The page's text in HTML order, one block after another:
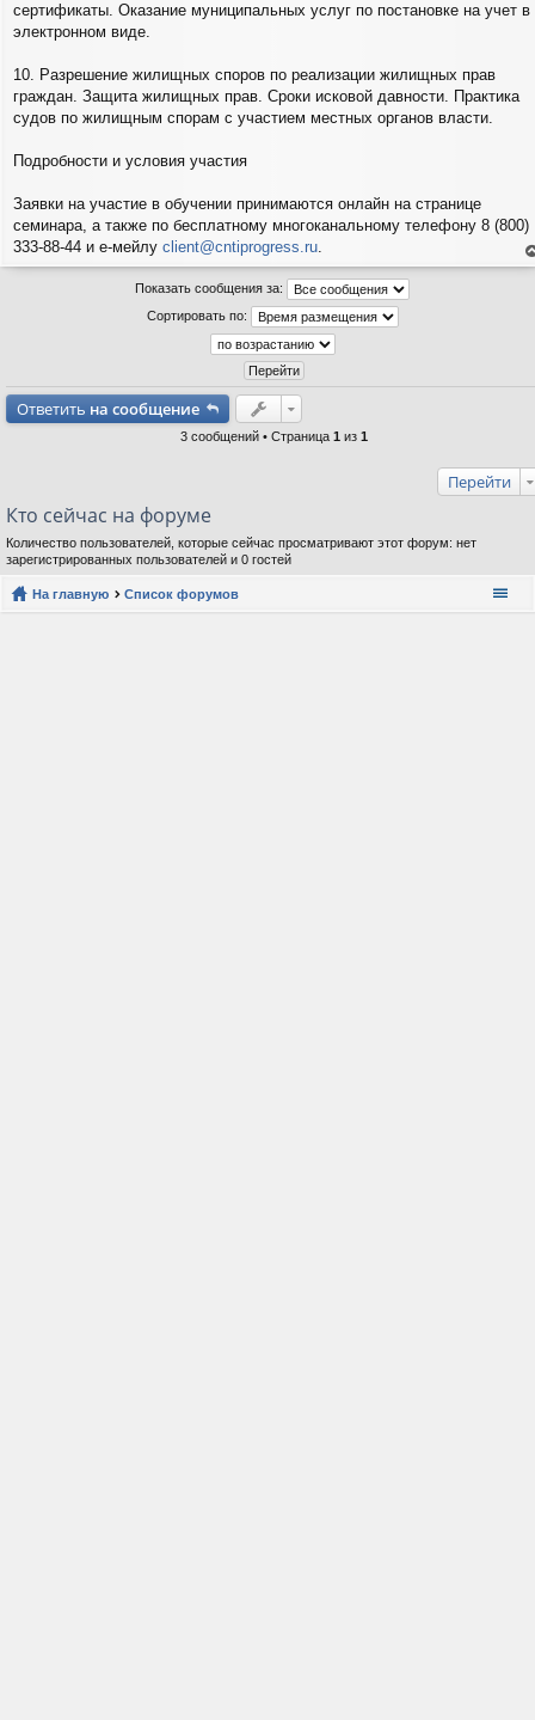
сертификаты. Оказание муниципальных услуг по постановке на учет в
электронном виде.
10. Разрешение жилищных споров по реализации жилищных прав
граждан. Защита жилищных прав. Сроки исковой давности. Практика
судов по жилищным спорам с участием местных органов власти.
Подробности и условия участия
Заявки на участие в обучении принимаются онлайн на странице
семинара, а также по бесплатному многоканальному телефону 8 (800)
333-88-44 и е-мейлу client@cntiprogress.ru.
Показать сообщения за:
Сортировать по:
Ответить на сообщение
3 сообщений • Страница 1 из 1
Перейти
Кто сейчас на форуме
Количество пользователей, которые сейчас просматривают этот форум: нет
зарегистрированных пользователей и 0 гостей
На главную Список форумов